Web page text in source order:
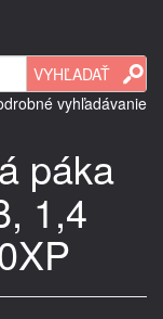
vyhľadávanie
páka
1,4